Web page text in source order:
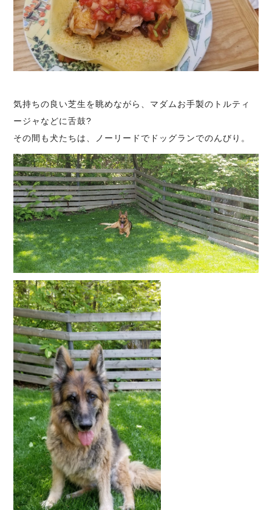
気持ちの良い芝生を眺めながら、マダムお手製のトルティ
ージャなどに舌鼓?
その間も犬たちは、ノーリードでドッグランでのんびり。